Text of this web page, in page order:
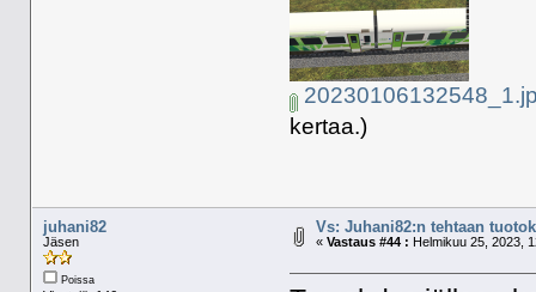
kertaa.)
juhani82
Jäsen
Poissa
Vs: Juhani82:n tehtaan
« Vastaus #44 : Helmikuu 25, 2023,